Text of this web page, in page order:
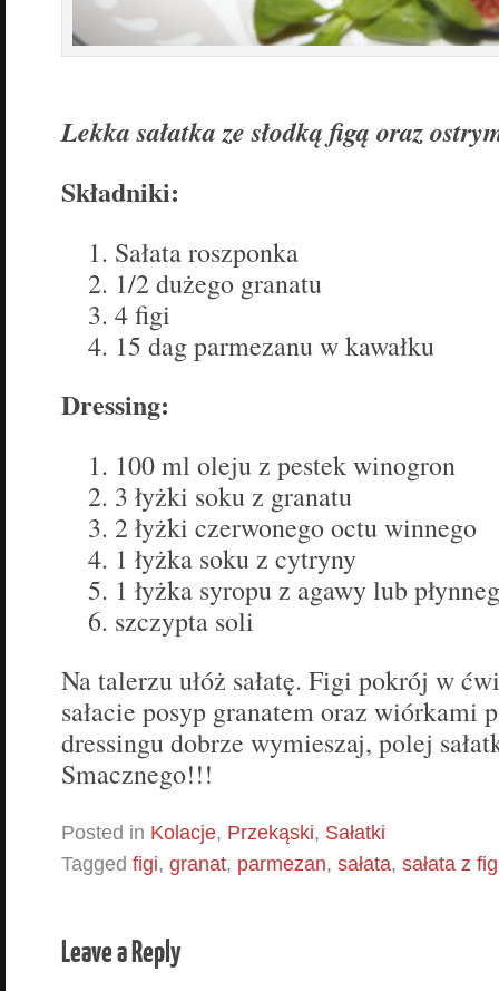
Lekka sałatka ze słodką figą oraz
Składniki:
Sałata roszponka
1/2 dużego granatu
4 figi
15 dag parmezanu w kawałku
Dressing:
100 ml oleju z pestek winogron
3 łyżki soku z granatu
2 łyżki czerwonego octu winnego
1 łyżka soku z cytryny
1 łyżka syropu z agawy lub
szczypta soli
Na talerzu ułóż sałatę. Figi pokrój w
sałacie posyp granatem oraz wiórkami
dressingu dobrze wymieszaj, polej
Smacznego!!!
Posted in Kolacje, Przekąski, Sałatki
Tagged figi, granat, parmezan, sałata, sałata z
Leave a Reply